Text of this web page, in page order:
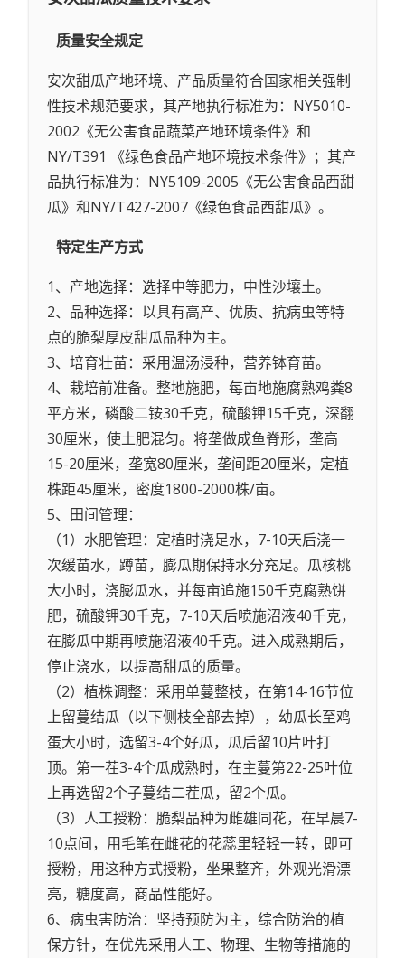
质量安全规定
安次甜瓜产地环境、产品质量符合国家相关强制
性技术规范要求，其产地执行标准为：NY5010-
2002《无公害食品蔬菜产地环境条件》和
NY/T391 《绿色食品产地环境技术条件》；其产
品执行标准为：NY5109-2005《无公害食品西甜
瓜》和NY/T427-2007《绿色食品西甜瓜》。
特定生产方式
1、产地选择：选择中等肥力，中性沙壤土。
2、品种选择：以具有高产、优质、抗病虫等特
点的脆梨厚皮甜瓜品种为主。
3、培育壮苗：采用温汤浸种，营养钵育苗。
4、栽培前准备。整地施肥，每亩地施腐熟鸡粪8
平方米，磷酸二铵30千克，硫酸钾15千克，深翻
30厘米，使土肥混匀。将垄做成鱼脊形，垄高
15-20厘米，垄宽80厘米，垄间距20厘米，定植
株距45厘米，密度1800-2000株/亩。
5、田间管理：
（1）水肥管理：定植时浇足水，7-10天后浇一
次缓苗水，蹲苗，膨瓜期保持水分充足。瓜核桃
大小时，浇膨瓜水，并每亩追施150千克腐熟饼
肥，硫酸钾30千克，7-10天后喷施沼液40千克，
在膨瓜中期再喷施沼液40千克。进入成熟期后，
停止浇水，以提高甜瓜的质量。
（2）植株调整：采用单蔓整枝，在第14-16节位
上留蔓结瓜（以下侧枝全部去掉），幼瓜长至鸡
蛋大小时，选留3-4个好瓜，瓜后留10片叶打
顶。第一茬3-4个瓜成熟时，在主蔓第22-25叶位
上再选留2个子蔓结二茬瓜，留2个瓜。
（3）人工授粉：脆梨品种为雌雄同花，在早晨7-
10点间，用毛笔在雌花的花蕊里轻轻一转，即可
授粉，用这种方式授粉，坐果整齐，外观光滑漂
亮，糖度高，商品性能好。
6、病虫害防治：坚持预防为主，综合防治的植
保方针，在优先采用人工、物理、生物等措施的